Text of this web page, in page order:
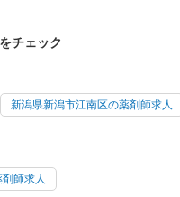
チェック
新潟県新潟市江南区の薬剤師求人
師求人